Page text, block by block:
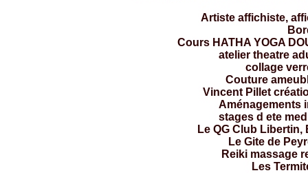
Artiste affichiste,
Cours HATHA YOGA
atelier theatre
collage
Couture
Vincent Pillet
Aménagements
stages d ete
Le QG Club
Le Gite de
Reiki massage
Les